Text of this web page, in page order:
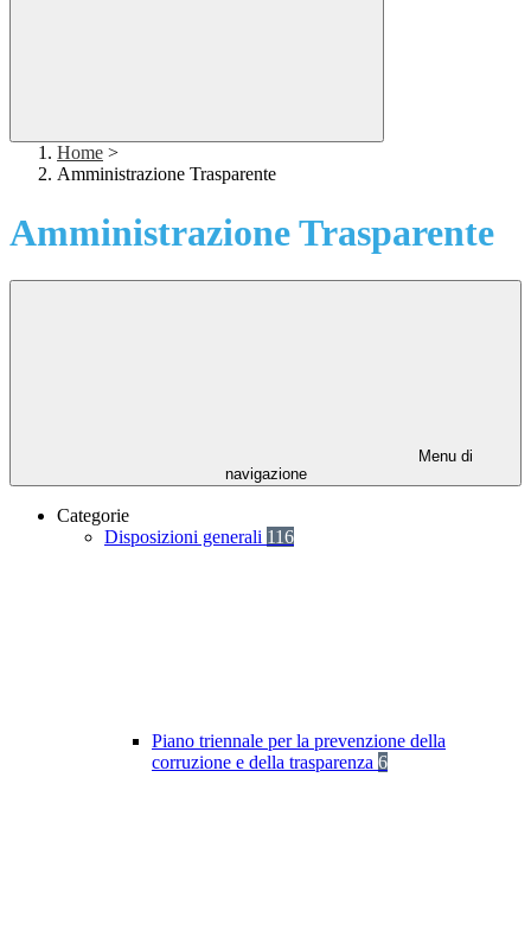
Home >
Amministrazione Trasparente
Amministrazione Trasparente
Menu di
navigazione
Categorie
Disposizioni generali 116
Piano triennale per la prevenzione della
corruzione e della trasparenza 6